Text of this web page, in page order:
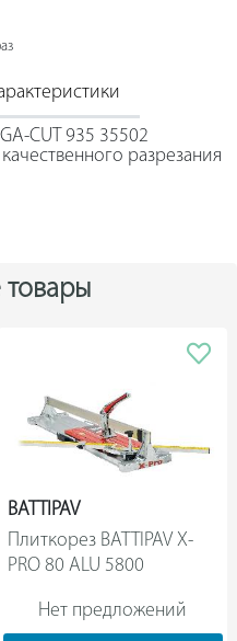
CUT 935 35502
разрезания
из стекла.
Линейка легко
модели являются:
стол с ножками и
отдельно).
BATTIPAV
Плиткорез BATTIPAV X-
Нет предложений